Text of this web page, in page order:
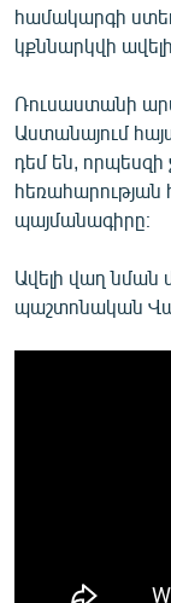
համակարգի
կքննարկվի ավելի
Ռուսաստանի
Աստանայում
դեմ են,
հեռահարության
պայմանագիրը։
Ավելի վաղ նման
պաշտոնական